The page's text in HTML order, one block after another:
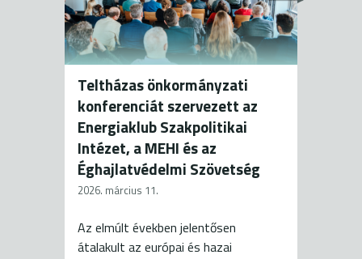
Teltházas önkormányzati
konferenciát szervezett az
Energiaklub Szakpolitikai
Intézet, a MEHI és az
Éghajlatvédelmi Szövetség
2026. március 11.
Az elmúlt években jelentősen
átalakult az európai és hazai